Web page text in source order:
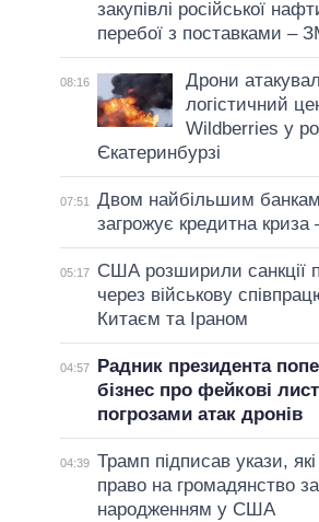
закупівлі російської
перебої з поставками –
08:16
Дрони
логістичний
Wildberries у
Єкатеринбурзі
07:51
Двом найбільшим банкам
загрожує кредитна криза
05:17
США розширили санкції
через військову
Китаєм та Іраном
04:57
Радник президента
бізнес про фейкові
погрозами атак дронів
04:39 Трамп підписав укази,
право на громадянство за
народженням у США